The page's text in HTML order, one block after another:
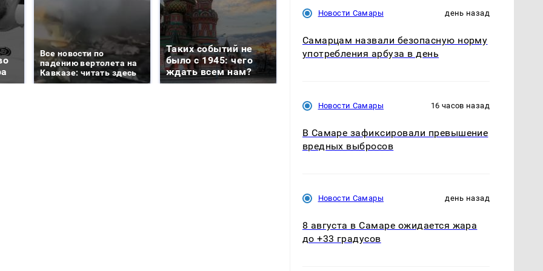
Все новости по
падению вертолета на
Кавказе: читать здесь
Таких событий не
было с 1945: чего
ждать всем нам?
В магазинах России
СМИ: В Химках на
полицейскую
машину напали и
Новости Самары день назад
Самарцам назвали безопасную норму
употребления арбуза в день
Новости Самары 16 часов назад
В Самаре зафиксировали превышение
вредных выбросов
Новости Самары день назад
8 августа в Самаре ожидается жара
до +33 градусов